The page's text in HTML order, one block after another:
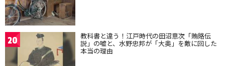
20 教科書と違う！江戸時代の田沼意次「賄賂伝
説」の嘘と、水野忠邦が「大奥」を敵に回した
本当の理由